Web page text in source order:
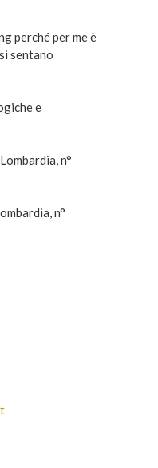
perché per me è
sentano
e
n°
n°